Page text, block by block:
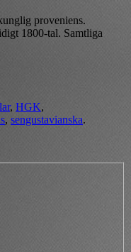
proveniens.
1800-tal. Samtliga
, HGK,
, sengustavianska.